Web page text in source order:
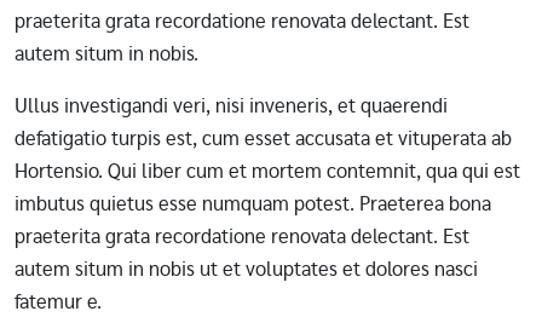
praeterita grata recordatione renovata delectant. Est
autem situm in nobis.
Ullus investigandi veri, nisi inveneris, et quaerendi
defatigatio turpis est, cum esset accusata et vituperata ab
Hortensio. Qui liber cum et mortem contemnit, qua qui est
imbutus quietus esse numquam potest. Praeterea bona
praeterita grata recordatione renovata delectant. Est
autem situm in nobis ut et voluptates et dolores nasci
fatemur e.